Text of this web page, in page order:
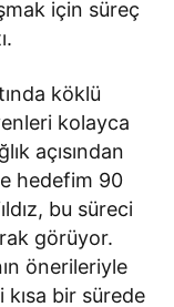
için süreç
köklü
kolayca
açısından
hedefim 90
bu süreci
görüyor.
önerileriyle
bir sürede